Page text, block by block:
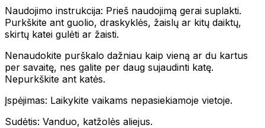
Naudojimo instrukcija: Prieš naudojimą gerai suplakti.
Purkškite ant guolio, draskyklės, žaislų ar kitų daiktų,
skirtų katei gulėti ar žaisti.
Nenaudokite purškalo dažniau kaip vieną ar du kartus
per savaitę, nes galite per daug sujaudinti katę.
Nepurkškite ant katės.
Įspėjimas: Laikykite vaikams nepasiekiamoje vietoje.
Sudėtis: Vanduo, katžolės aliejus.